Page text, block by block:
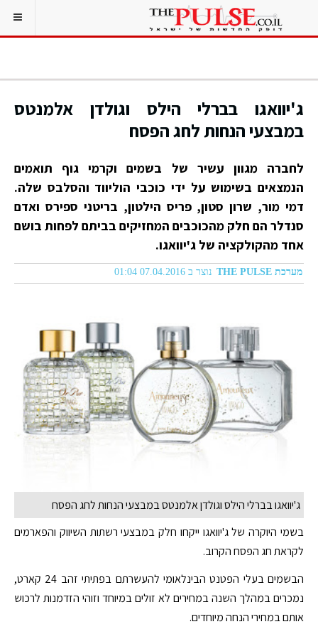
ג'יוואגו בברלי הילס וגולדן אלמנטס
במבצעי הנחות לחג הפסח
לחברה מגוון עשיר של בשמים וקרמי גוף תואמים
הנמצאים בשימוש על ידי כוכבי הוליווד והסלבס שלה.
דמי מור, שרון סטון, פריס הילטון, בריטני ספירס ואדם
סנדלר הם חלק מהכוכבים המחזיקים בביתם לפחות בושם
אחד מהקולקציה של ג'יוואגו.
מערכת THE PULSE נוצר ב 07.04.2016 01:04
ג'יוואגו בברלי הילס וגולדן אלמנטס במבצעי הנחות לחג הפסח
בשמי היוקרה של ג'יוואגו ייקחו חלק במבצעי רשתות השיווק והפארמים
לקראת חג הפסח הקרוב.
הבשמים בעלי הפטנט הבינלאומי להעשרתם בפתיתי זהב 24 קארט,
נמכרים במהלך השנה במחירים לא זולים במיוחד וזוהי הזדמנות לרכוש
אותם במחירי הנחה מיוחדים.